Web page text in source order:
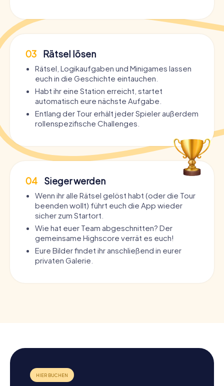
03 Rätsel lösen
Rätsel, Logikaufgaben und Minigames lassen
euch in die Geschichte eintauchen.
Habt ihr eine Station erreicht, startet
automatisch eure nächste Aufgabe.
Entlang der Tour erhält jeder Spieler außerdem
rollenspezifische Challenges.
04 Sieger werden
Wenn ihr alle Rätsel gelöst habt (oder die Tour
beenden wollt) führt euch die App wieder
sicher zum Startort.
Wie hat euer Team abgeschnitten? Der
gemeinsame Highscore verrät es euch!
Eure Bilder findet ihr anschließend in eurer
privaten Galerie.